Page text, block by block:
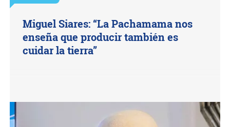
Miguel Siares: “La Pachamama nos
enseña que producir también es
cuidar la tierra”